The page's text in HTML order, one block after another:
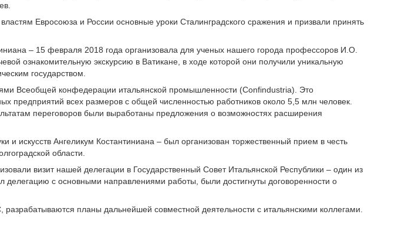
Евросоюза и России основные уроки Сталинградского сражения и призвали принять
– 15 февраля 2018 года организовала для ученых нашего города профессоров И.О.
ознакомительную экскурсию в Ватикане, в ходе которой они получили уникальную
государством.
Всеобщей конфедерации итальянской промышленности (Confindustria). Это
предприятий всех размеров с общей численностью работников около 5,5 млн человек.
переговоров были выработаны предложения о возможностях расширения
Ангеликум Костантиниана – был организован торжественный прием в честь
области.
визит нашей делегации в Государственный Совет Итальянской Республики – один из
делегацию с основными направлениями работы, были достигнуты договоренности о
планы дальнейшей совместной деятельности с итальянскими коллегами.